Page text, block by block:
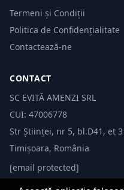
Termeni și Condiții
Politica de Confidențialitate
Contactează-ne
CONTACT
SC EVITĂ AMENZI SRL
CUI: 47006778
Str Științei, nr 5, bl.D41, et 3
Timișoara, România
[email protected]